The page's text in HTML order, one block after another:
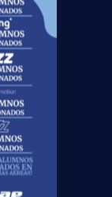
Barajas
en junio